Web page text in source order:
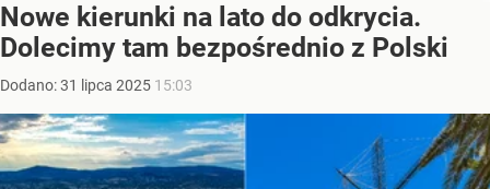
Nowe kierunki na lato do odkrycia.
Dolecimy tam bezpośrednio z Polski
Dodano:31 lipca 2025 15:03